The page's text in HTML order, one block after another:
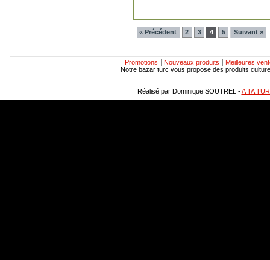
« Précédent 2 3 4 5 Suivant »
Promotions Nouveaux produits
Meilleures
Notre bazar turc vous propose des produits
Réalisé par Dominique SOUTREL -A TA